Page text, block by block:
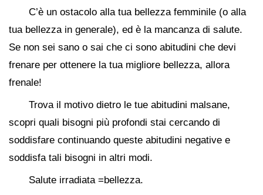
C’è un ostacolo alla tua bellezza femminile (o alla
tua bellezza in generale), ed è la mancanza di salute.
Se non sei sano o sai che ci sono abitudini che devi
frenare per ottenere la tua migliore bellezza, allora
frenale!
Trova il motivo dietro le tue abitudini malsane,
scopri quali bisogni più profondi stai cercando di
soddisfare continuando queste abitudini negative e
soddisfa tali bisogni in altri modi.
Salute irradiata =bellezza.